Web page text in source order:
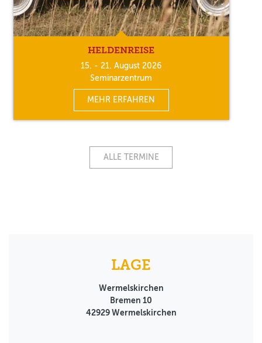
HELDENREISE
15. - 21. August 2026
Seminarzentrum
MEHR ERFAHREN
ALLE TERMINE
LAGE
Wermelskirchen
Bremen 10
42929 Wermelskirchen